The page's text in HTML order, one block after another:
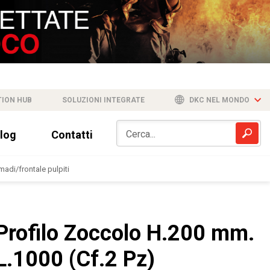
HUB SOLUZIONI INTEGRATE DKC NEL MONDO
Contatti
frontale pulpiti
Zoccolo H.200 mm.
(Cf.2 Pz)